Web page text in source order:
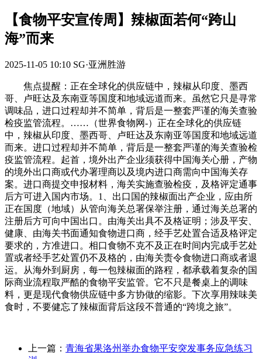
【食物平安宣传周】辣椒面若何“跨山
海”而来
2025-11-05 10:10 SG·亚洲胜游
焦点提醒：正在全球化的供应链中，辣椒从印度、墨西
哥、卢旺达及东南亚等国度和地域远道而来。虽然它只是寻常
调味品，进口过程却并不简单，背后是一整套严谨的海关查验
检疫监管流程。……（世界食物网-）正在全球化的供应链
中，辣椒从印度、墨西哥、卢旺达及东南亚等国度和地域远道
而来。进口过程却并不简单，背后是一整套严谨的海关查验检
疫监管流程。起首，境外出产企业须获得中国海关心册，产物
的境外出口商或代办署理商以及境内进口商需向中国海关存
案。进口商提交申报材料，海关实施查验检疫，及格评定通事
后方可进入国内市场。1、出口国的辣椒面出产企业，应由所
正在国度（地域）从管向海关总署保举注册，通过海关总署的
注册后方可向中国出口。由海关出具不及格证明；涉及平安、
健康、由海关书面通知食物进口商，经手艺处置合适及格评定
要求的，方准进口。相口食物不克不及正在时间内完成手艺处
置或者经手艺处置仍不及格的，由海关责令食物进口商或者退
运。从海外到厨房，每一包辣椒面的路程，都承载着复杂的国
际商业流程取严酷的食物平安监管。它不只是餐桌上的调味
料，更是现代食物供应链中多方协做的缩影。下次享用辣味美
食时，不要健忘了辣椒面背后这段不普通的“跨境之旅”。
上一篇： 青海省果洛州举办食物平安突发事务应急练习